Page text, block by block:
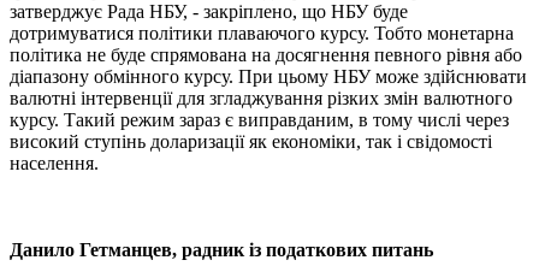
затверджує Рада НБУ, - закріплено, що НБУ буде
дотримуватися політики плаваючого курсу. Тобто монетарна
політика не буде спрямована на досягнення певного рівня або
діапазону обмінного курсу. При цьому НБУ може здійснювати
валютні інтервенції для згладжування різких змін валютного
курсу. Такий режим зараз є виправданим, в тому числі через
високий ступінь доларизації як економіки, так і свідомості
населення.
Данило Гетманцев, радник із податкових питань